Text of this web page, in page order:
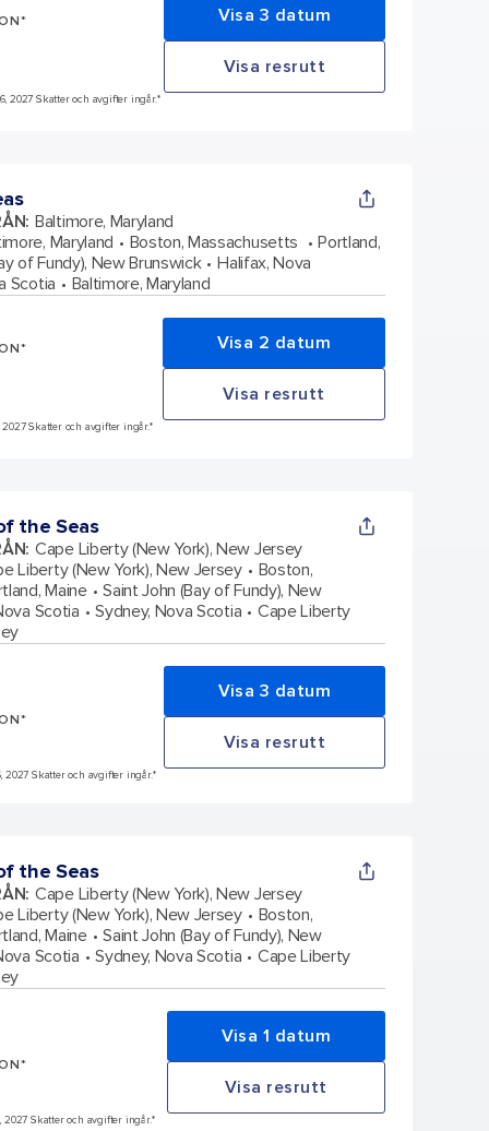
Visa 3 datum
Visa resrutt
2027 Skatter och avgifter ingår.*
: Baltimore, Maryland
Maryland
Boston, Massachusetts
Portland,
of Fundy), New Brunswick
Halifax, Nova
Scotia
Baltimore, Maryland
Visa 2 datum
Visa resrutt
Skatter och avgifter ingår.*
the Seas
: Cape Liberty (New York), New Jersey
Liberty (New York), New Jersey
Boston,
Maine
Saint John (Bay of Fundy), New
Scotia
Sydney, Nova Scotia
Cape Liberty
Visa 3 datum
Visa resrutt
2027 Skatter och avgifter ingår.*
the Seas
: Cape Liberty (New York), New Jersey
Liberty (New York), New Jersey
Boston,
Maine
Saint John (Bay of Fundy), New
Scotia
Sydney, Nova Scotia
Cape Liberty
Visa 1 datum
Visa resrutt
Skatter och avgifter ingår.*